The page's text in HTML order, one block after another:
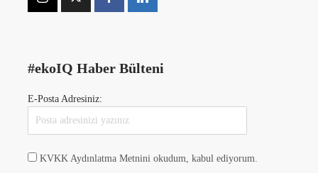
#ekoIQ Haber Bülteni
E-Posta Adresiniz:
KVKK Aydınlatma Metnini okudum, kabul ediyorum.